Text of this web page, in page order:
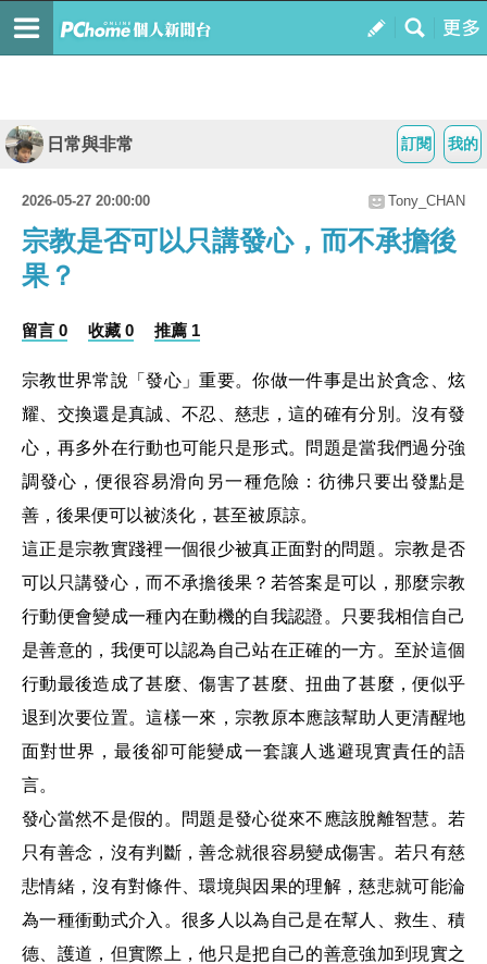
我的
訂閱
日常與非常
2026-05-27 20:00:00 Tony_CHAN
宗教是否可以只講發心，而不承擔後
果？
留言 0 收藏 0 推薦 1
宗教世界常說「發心」重要。你做一件事是出於貪念、炫
耀、交換還是真誠、不忍、慈悲，這的確有分別。沒有發
心，再多外在行動也可能只是形式。問題是當我們過分強
調發心，便很容易滑向另一種危險：彷彿只要出發點是
善，後果便可以被淡化，甚至被原諒。
這正是宗教實踐裡一個很少被真正面對的問題。宗教是否
可以只講發心，而不承擔後果？若答案是可以，那麼宗教
行動便會變成一種內在動機的自我認證。只要我相信自己
是善意的，我便可以認為自己站在正確的一方。至於這個
行動最後造成了甚麼、傷害了甚麼、扭曲了甚麼，便似乎
退到次要位置。這樣一來，宗教原本應該幫助人更清醒地
面對世界，最後卻可能變成一套讓人逃避現實責任的語
言。
發心當然不是假的。問題是發心從來不應該脫離智慧。若
只有善念，沒有判斷，善念就很容易變成傷害。若只有慈
悲情緒，沒有對條件、環境與因果的理解，慈悲就可能淪
為一種衝動式介入。很多人以為自己是在幫人、救生、積
德、護道，但實際上，他只是把自己的善意強加到現實之